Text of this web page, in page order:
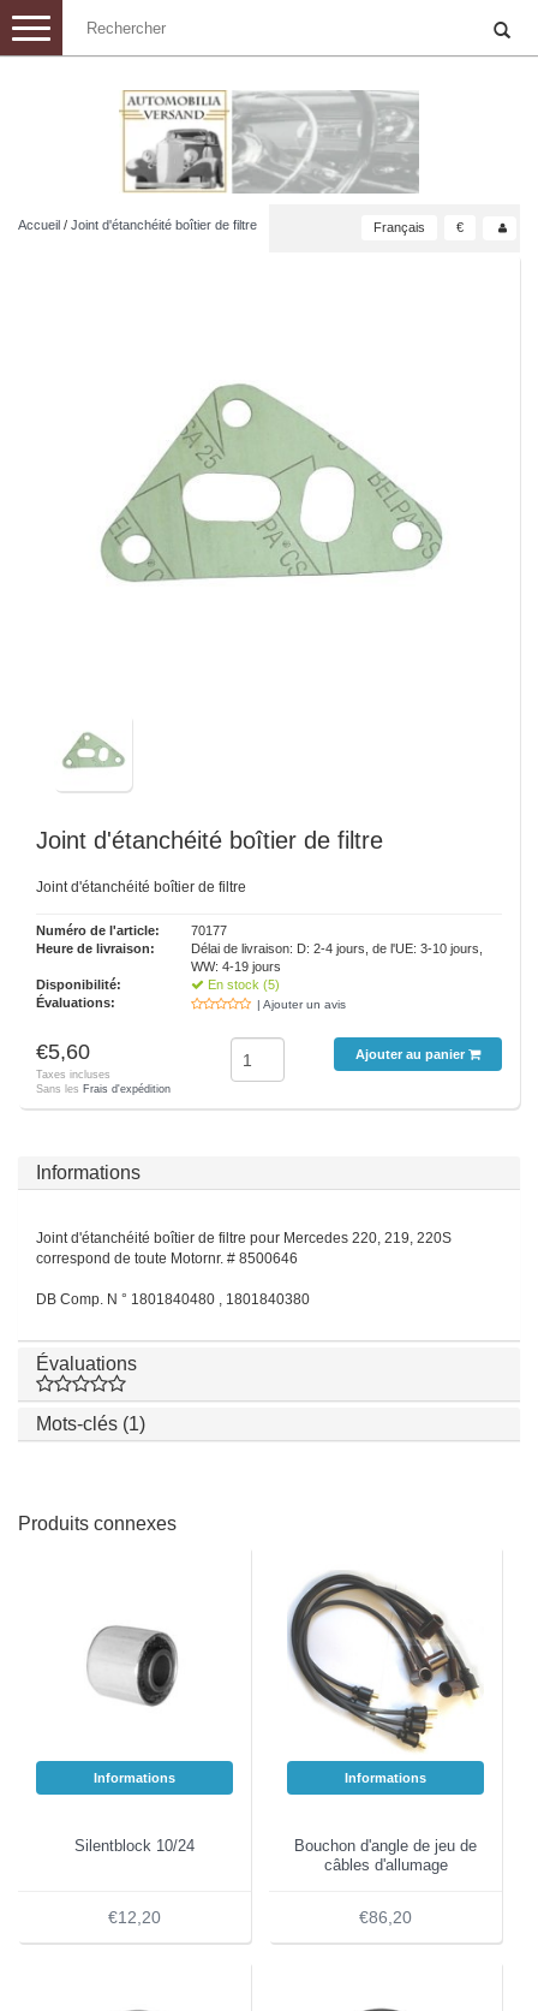
Toggle
navigation
Accueil / Joint d'étanchéité boîtier de filtre Français €
Joint d'étanchéité boîtier de filtre
Joint d'étanchéité boîtier de filtre
Numéro de l'article:
70177
Heure de livraison:
Délai de livraison: D: 2-4 jours, de l'UE: 3-10 jours,
WW: 4-19 jours
Disponibilité:
En stock (5)
Évaluations:
| Ajouter un avis
€5,60
Taxes incluses
Sans les Frais d'expédition
Ajouter au panier
Informations
Joint d'étanchéité boîtier de filtre pour Mercedes 220, 219, 220S
correspond de toute Motornr. # 8500646
DB Comp. N ° 1801840480 , 1801840380
Évaluations
Mots-clés (1)
Produits connexes
Informations
Silentblock 10/24
€12,20
Informations
Bouchon d'angle de jeu de
câbles d'allumage
€86,20